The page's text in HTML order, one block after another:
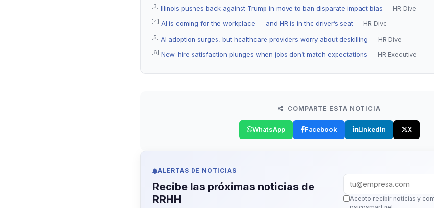
[3] Illinois pushes back against Trump in move to ban disparate impact bias — HR Dive
[4] AI is coming for the workplace — and HR is in the driver’s seat — HR Dive
[5] AI adoption surges, but healthcare providers worry about deskilling — HR Dive
[6] New-hire satisfaction plunges when jobs don’t match expectations — HR Executive
COMPARTE ESTA NOTICIA
WhatsApp Facebook LinkedIn X
ALERTAS DE NOTICIAS
Recibe las próximas noticias de
RRHH
Correo corporativo
Acepto recibir noticias y